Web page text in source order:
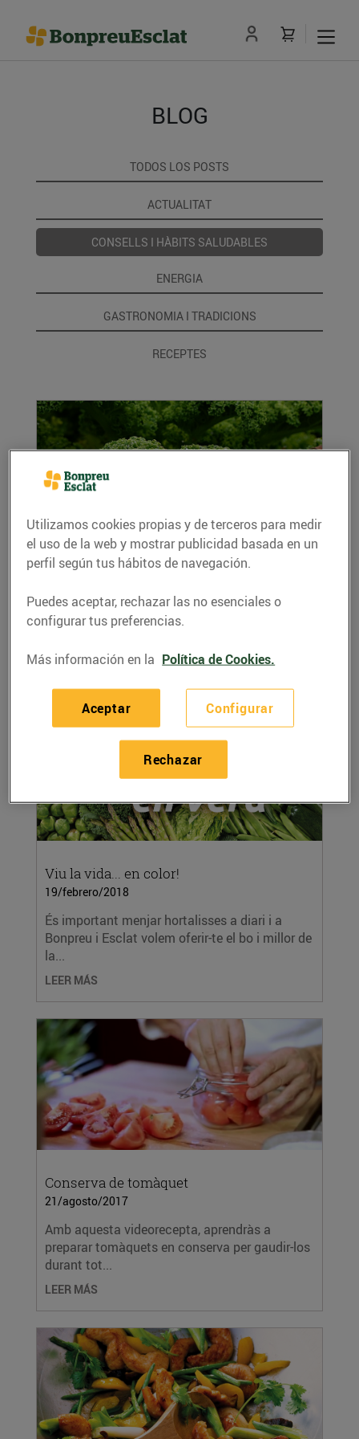
BLOG
TODOS LOS POSTS
ACTUALITAT
CONSELLS I HÀBITS SALUDABLES
ENERGIA
GASTRONOMIA I TRADICIONS
RECEPTES
Propietats de la col Kale
Si encara no coneixes les propietats de la col
kale, a Bonpreu i Esclat te les expliquem!
LEER MÁS
Viu la vida... en color!
19/febrero/2018
És important menjar hortalisses a diari i a
Bonpreu i Esclat volem oferir-te el bo i millor de
la...
LEER MÁS
Conserva de tomàquet
21/agosto/2017
Amb aquesta videorecepta, aprendràs a
preparar tomàquets en conserva per gaudir-los
durant tot...
LEER MÁS
Utilizamos cookies propias y de terceros para medir
el uso de la web y mostrar publicidad basada en un
perfil según tus hábitos de navegación.
Puedes aceptar, rechazar las no esenciales o
configurar tus preferencias.
Más información en la Política de Cookies.
Configurar
Rechazar
Aceptar